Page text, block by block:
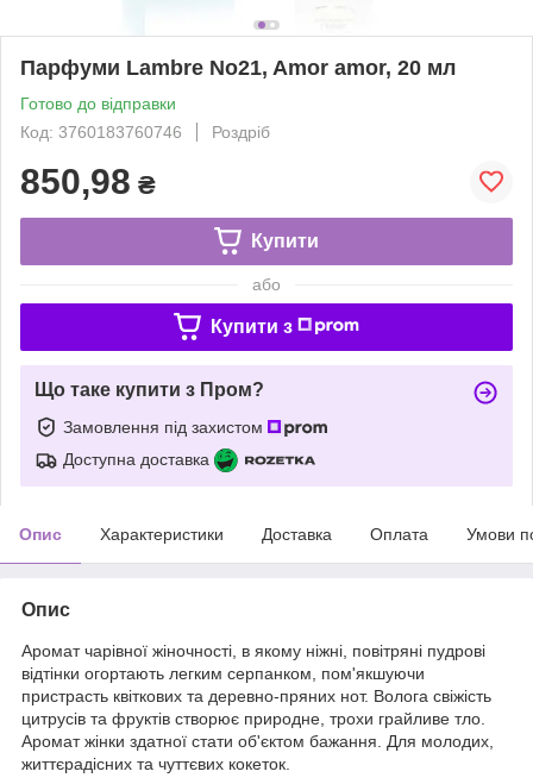
Парфуми Lambre No21, Amor amor, 20 мл
Готово до відправки
Код: 3760183760746
Роздріб
850,98 ₴
Купити
або
Купити з
Що таке купити з Пром?
Замовлення під захистом
Доступна доставка
Опис Характеристики Доставка Оплата Умови
Опис
Аромат чарівної жіночності, в якому ніжні, повітряні пудрові
відтінки огортають легким серпанком, пом'якшуючи
пристрасть квіткових та деревно-пряних нот. Волога свіжість
цитрусів та фруктів створює природне, трохи грайливе тло.
Аромат жінки здатної стати об'єктом бажання. Для молодих,
життєрадісних та чуттєвих кокеток.